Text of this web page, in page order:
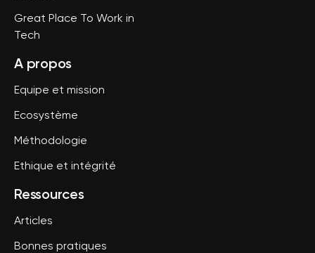
Great Place To Work in
Tech
A propos
Equipe et mission
Ecosystème
Méthodologie
Ethique et intégrité
Ressources
Articles
Bonnes pratiques